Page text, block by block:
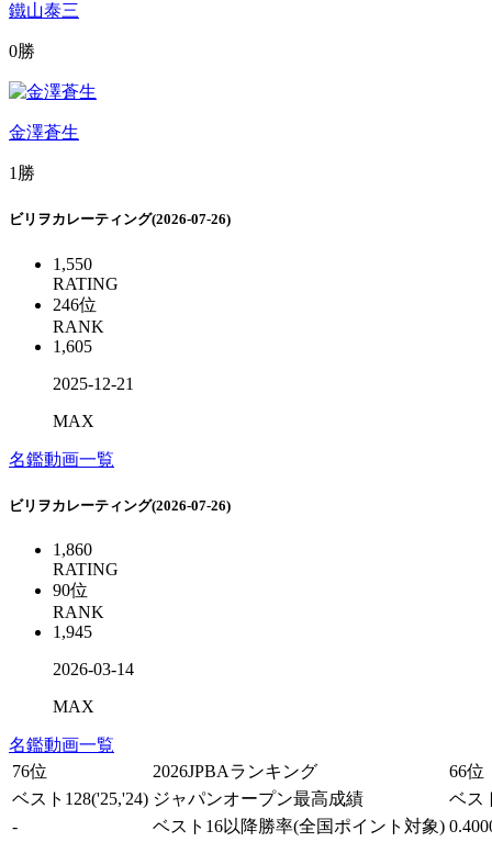
鐵山泰三
0勝
金澤蒼生
1勝
ビリヲカレーティング(2026-07-26)
1,550
RATING
246位
RANK
1,605
2025-12-21
MAX
名鑑動画一覧
ビリヲカレーティング(2026-07-26)
1,860
RATING
90位
RANK
1,945
2026-03-14
MAX
名鑑動画一覧
76位
2026JPBAランキング
66位
ベスト128('25,'24) ジャパンオープン最高成績 ベス
-
ベスト16以降勝率(全国ポイント対象)